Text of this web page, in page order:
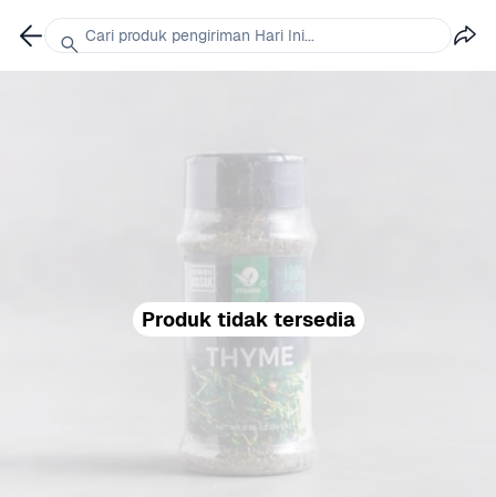
Produk tidak tersedia
Cari produk pengiriman Hari Ini...